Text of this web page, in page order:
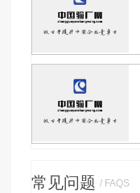
常见问题 / FAQS